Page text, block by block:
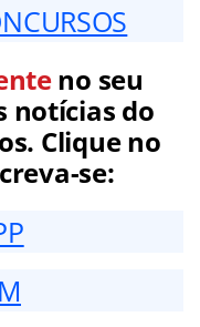
no seu
notícias do
Clique no
se: